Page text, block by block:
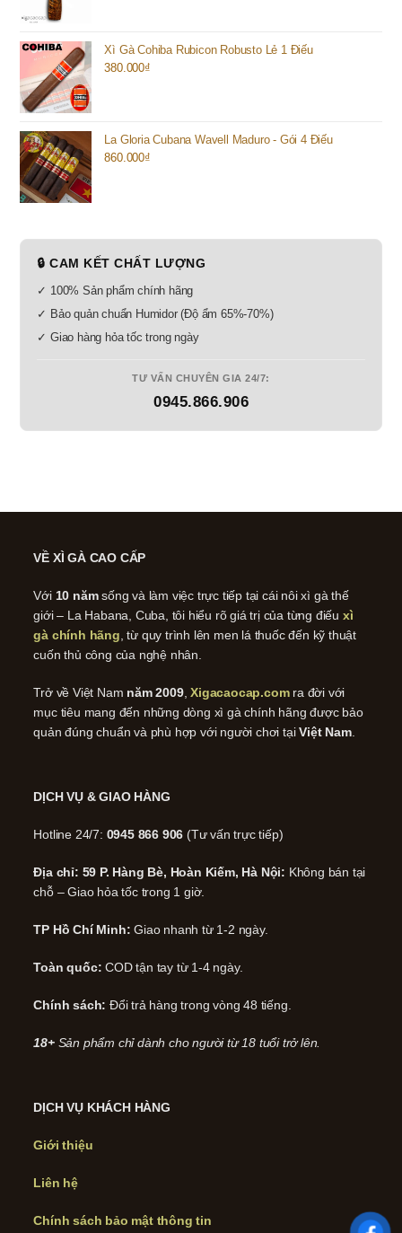
Xì Gà Cohiba Rubicon Robusto Lẻ 1 Điếu
380.000₫
La Gloria Cubana Wavell Maduro - Gói 4 Điếu
860.000₫
🔒 CAM KẾT CHẤT LƯỢNG
✓ 100% Sản phẩm chính hãng
✓ Bảo quản chuẩn Humidor (Độ ẩm 65%-70%)
✓ Giao hàng hỏa tốc trong ngày
TƯ VẤN CHUYÊN GIA 24/7:
0945.866.906
VỀ XÌ GÀ CAO CẤP
Với 10 nămsống và làm việc trực tiếp tại cái nôi xì gà thế
giới – La Habana, Cuba, tôi hiểu rõ giá trị của từng điếu xì
gà chính hãng, từ quy trình lên men lá thuốc đến kỹ thuật
cuốn thủ công của nghệ nhân.
Trở về Việt Nam năm 2009,Xigacaocap.comra đời với
mục tiêu mang đến những dòng xì gà chính hãng được bảo
quản đúng chuẩn và phù hợp với người chơi tạiViệt Nam.
DỊCH VỤ & GIAO HÀNG
Hotline 24/7: 0945 866 906 (Tư vấn trực tiếp)
Địa chỉ: 59 P. Hàng Bè, Hoàn Kiếm, Hà Nội: Không bán tại
chỗ – Giao hỏa tốc trong 1 giờ.
TP Hồ Chí Minh: Giao nhanh từ 1-2 ngày.
Toàn quốc: COD tận tay từ 1-4 ngày.
Chính sách: Đổi trả hàng trong vòng 48 tiếng.
18+ Sản phẩm chỉ dành cho người từ 18 tuổi trở lên.
DỊCH VỤ KHÁCH HÀNG
Giới thiệu
Liên hệ
Chính sách bảo mật thông tin